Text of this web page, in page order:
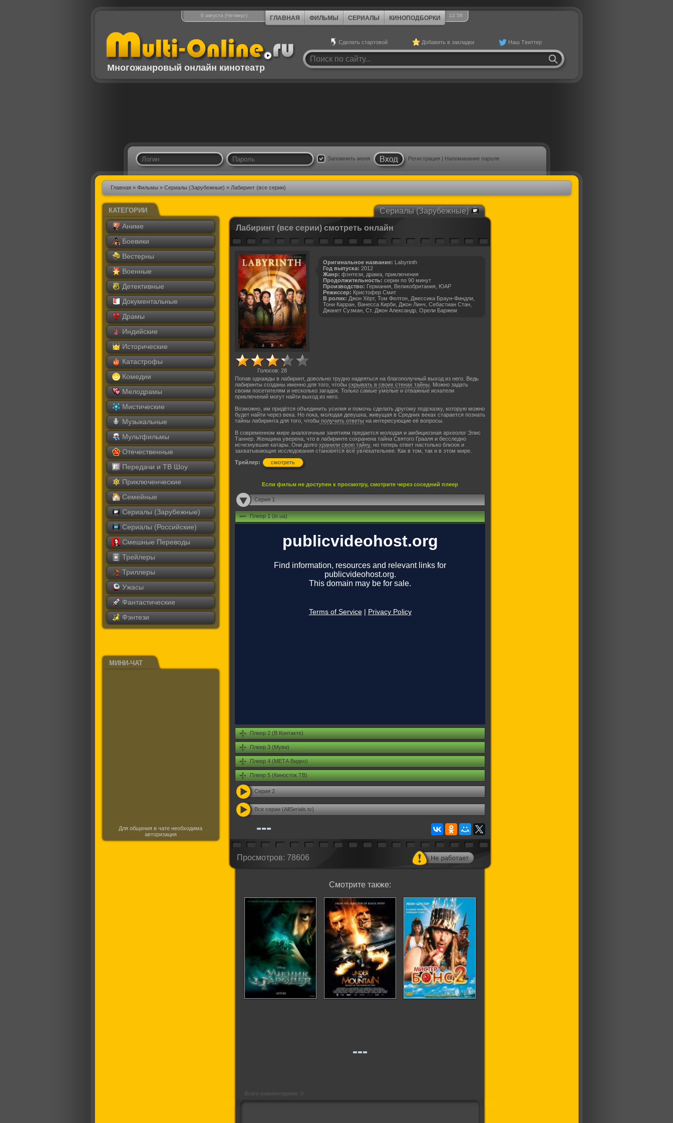
6 августа (Четверг) ГЛАВНАЯ ФИЛЬМЫ СЕРИАЛЫ КИНОПОДБОРКИ 12 58
Многожанровый онлайн кинотеатр
Сделать стартовой Добавить в закладки Наш Твиттер
Запомнить меня Регистрация | Напоминание пароля
Главная» Фильмы» Сериалы (Зарубежные) » Лабиринт (все серии)
КАТЕГОРИИ
Аниме
Боевики
Вестерны
Военные
Детективные
Документальные
Драмы
Индийские
Исторические
Катастрофы
Комедии
Мелодрамы
Мистические
Музыкальные
Мультфильмы
Отечественные
Передачи и ТВ Шоу
Приключенческие
Семейные
Сериалы (Зарубежные)
Сериалы (Российские)
Смешные Переводы
Трейлеры
Триллеры
Ужасы
Фантастические
Фэнтези
МИНИ-ЧАТ
Для общения в чате необходима
авторизация
Сериалы (Зарубежные)
Лабиринт (все серии) смотреть онлайн
Голосов: 28
Оригинальное название: Labyrinth
Год выпуска: 2012
Жанр: фэнтези, драма, приключения
Продолжительность: серии по 90 минут
Производство: Германия, Великобритания, ЮАР
Режиссер: Кристофер Смит
В ролях: Джон Хёрт, Том Фелтон, Джессика Браун-Финдли,
Тони Карран, Ванесса Кирби, Джон Линч, Себастиан Стан,
Джанет Сузман, Ст. Джон Александр, Орели Баржем
Попав однажды в лабиринт, довольно трудно надеяться на благополучный выход из него. Ведь
лабиринты созданы именно для того, чтобы скрывать в своих стенах тайны . Можно задать
своим посетителям и несколько загадок. Только самые умелые и отважные искатели
приключений могут найти выход из него.
Возможно, им придётся объединить усилия и помочь сделать другому подсказку, которую можно
будет найти через века. Но пока, молодая девушка, живущая в Средних веках старается познать
тайны лабиринта для того, чтобы получить ответы на интересующие её вопросы.
В современном мире аналогичным занятиям предается молодая и амбициозная археолог Элис
Таннер. Женщина уверена, что в лабиринте сохранена тайна Святого Грааля и бесследно
исчезнувшие катары. Они долго хранили свою тайну, но теперь ответ настолько близок и
захватывающие исследования становятся всё увлекательнее. Как в том, так и в этом мире.
Трейлер:
смотреть
Если фильм не доступен к просмотру, смотрите через соседний плеер
Серия 1
Плеер 1 (io.ua)
Плеер 2 (В Контакте)
Плеер 3 (Муви)
Плеер 4 (МЕТА Видео)
Плеер 5 (Киносток.ТВ)
Серия 2
Все серии (AllSerials.tv)
Просмотров: 78606
Смотрите также:
Всего комментариев: 0